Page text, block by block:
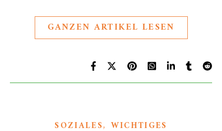
GANZEN ARTIKEL LESEN
SOZIALES, WICHTIGES